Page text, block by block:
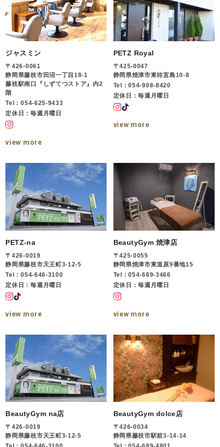
ジャスミン
〒426-0061
静岡県藤枝市田沼一丁目18-1
藤枝駅南口『しずてつストア』内2
階
Tel：054-625-9433
定休日：毎週月曜日
view more
PETZ Royal
〒425-0047
静岡県焼津市東祢宜島10-8
Tel：054-908-8420
定休日：毎週月曜日
view more
PETZ-na
〒426-0019
静岡県藤枝市天王町3-12-5
Tel：054-646-3100
定休日：毎週月曜日
view more
BeautyGym 焼津店
〒425-0055
静岡県焼津市東道原9番地15
Tel：054-689-3466
定休日：毎週月曜日
view more
BeautyGym na店
〒426-0019
静岡県藤枝市天王町3-12-5
BeautyGym dolce店
〒426-0034
静岡県藤枝市駅前3-14-14